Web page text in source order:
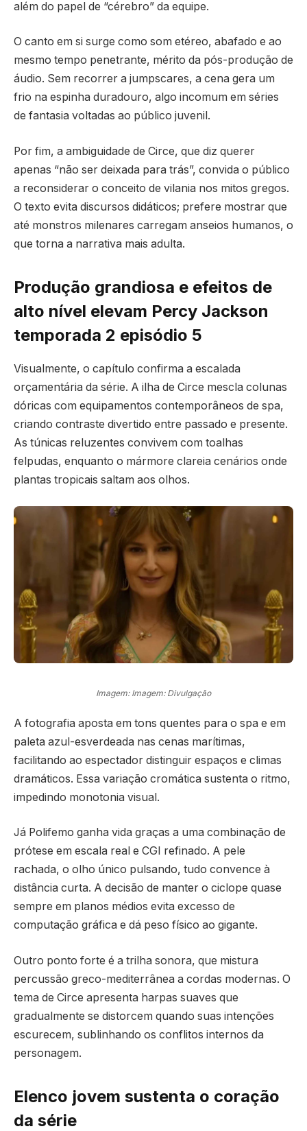
além do papel de “cérebro” da equipe.
O canto em si surge como som etéreo, abafado e ao
mesmo tempo penetrante, mérito da pós-produção de
áudio. Sem recorrer a jumpscares, a cena gera um
frio na espinha duradouro, algo incomum em séries
de fantasia voltadas ao público juvenil.
Por fim, a ambiguidade de Circe, que diz querer
apenas “não ser deixada para trás”, convida o público
a reconsiderar o conceito de vilania nos mitos gregos.
O texto evita discursos didáticos; prefere mostrar que
até monstros milenares carregam anseios humanos, o
que torna a narrativa mais adulta.
Produção grandiosa e efeitos de
alto nível elevam Percy Jackson
temporada 2 episódio 5
Visualmente, o capítulo confirma a escalada
orçamentária da série. A ilha de Circe mescla colunas
dóricas com equipamentos contemporâneos de spa,
criando contraste divertido entre passado e presente.
As túnicas reluzentes convivem com toalhas
felpudas, enquanto o mármore clareia cenários onde
plantas tropicais saltam aos olhos.
Imagem: Imagem: Divulgação
A fotografia aposta em tons quentes para o spa e em
paleta azul-esverdeada nas cenas marítimas,
facilitando ao espectador distinguir espaços e climas
dramáticos. Essa variação cromática sustenta o ritmo,
impedindo monotonia visual.
Já Polifemo ganha vida graças a uma combinação de
prótese em escala real e CGI refinado. A pele
rachada, o olho único pulsando, tudo convence à
distância curta. A decisão de manter o ciclope quase
sempre em planos médios evita excesso de
computação gráfica e dá peso físico ao gigante.
Outro ponto forte é a trilha sonora, que mistura
percussão greco-mediterrânea a cordas modernas. O
tema de Circe apresenta harpas suaves que
gradualmente se distorcem quando suas intenções
escurecem, sublinhando os conflitos internos da
personagem.
Elenco jovem sustenta o coração
da série